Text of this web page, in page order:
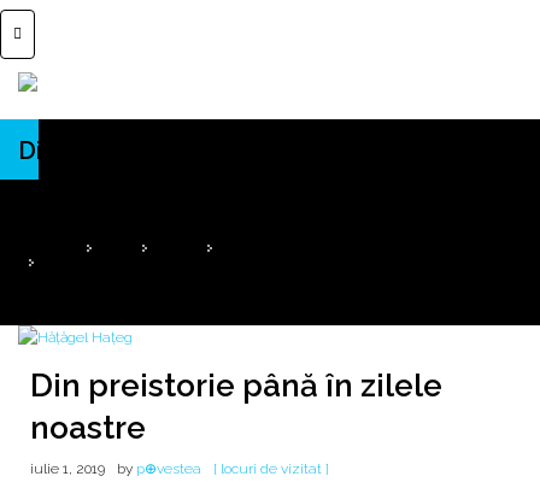
Din preistorie până în zilele noastre
Din preistorie până în zilele
noastre
iulie 1, 2019 by p⊕vestea [ locuri de vizitat ]